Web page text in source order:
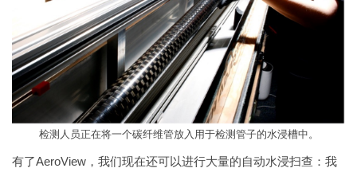
检测人员正在将一个碳纤维管放入用于检测管子的水浸槽中。
有了AeroView，我们现在还可以进行大量的自动水浸扫查：我